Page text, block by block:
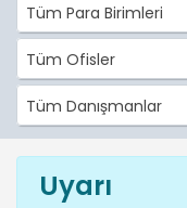
Tüm Para Birimleri
Tüm Ofisler
Tüm Danışmanlar
Uyarı